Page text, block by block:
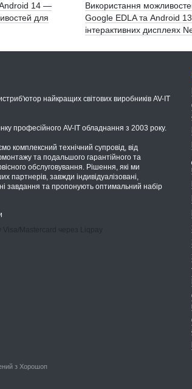
14 —
для
Використання
Google EDLA та Android
інтерактивних дисплеях
найкращих світових виробників AV-IT
професійного AV-IT обладнання з 2003 року.
комплексний технічний супровід, від
та подальшого гарантійного та
обслуговування. Рішення, які ми
партнерів, завжди індивідуалізовані,
завдання та пропонують оптимальний набір
з Хорошоп